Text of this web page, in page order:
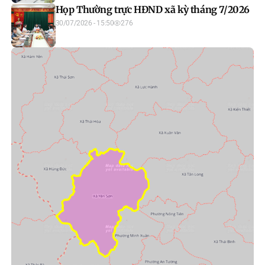
Họp Thường trực HĐND xã kỳ tháng 7/2026
30/07/2026 - 15:50 276